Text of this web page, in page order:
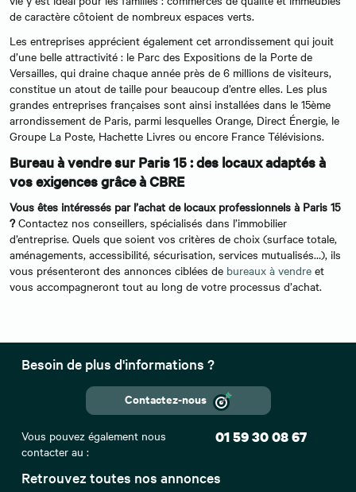
de caractère côtoient de nombreux espaces verts.
Les entreprises apprécient également cet arrondissement qui jouit
d’une belle attractivité : le Parc des Expositions de la Porte de
Versailles, qui draine chaque année près de 6 millions de visiteurs,
constitue un atout de taille pour beaucoup d’entre elles. Les plus
grandes entreprises françaises sont ainsi installées dans le 15ème
arrondissement de Paris, parmi lesquelles Orange, Direct Énergie, le
Groupe La Poste, Hachette Livres ou encore France Télévisions.
Bureau à vendre sur Paris 15 : des locaux adaptés à
vos exigences grâce à CBRE
Vous êtes intéressés par l’achat de locaux professionnels à Paris 15
?Contactez nos conseillers, spécialisés dans l’immobilier
d’entreprise. Quels que soient vos critères de choix (surface totale,
aménagements, accessibilité, sécurisation, services mutualisés…), ils
vous présenteront des annonces ciblées de bureaux à vendre et
vous accompagneront tout au long de votre processus d’achat.
Retrouvez toutes nos annonces
Besoin de plus d'informations ?
Contactez-nous
Vous pouvez également nous
contacter au :
01 59 30 08 67